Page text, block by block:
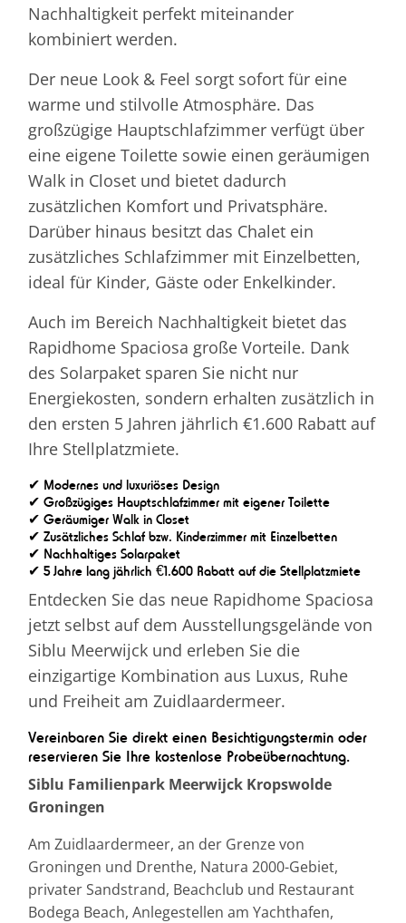
Nachhaltigkeit perfekt miteinander
kombiniert werden.
Der neue Look & Feel sorgt sofort für eine
warme und stilvolle Atmosphäre. Das
großzügige Hauptschlafzimmer verfügt über
eine eigene Toilette sowie einen geräumigen
Walk in Closet und bietet dadurch
zusätzlichen Komfort und Privatsphäre.
Darüber hinaus besitzt das Chalet ein
zusätzliches Schlafzimmer mit Einzelbetten,
ideal für Kinder, Gäste oder Enkelkinder.
Auch im Bereich Nachhaltigkeit bietet das
Rapidhome Spaciosa große Vorteile. Dank
des Solarpaket sparen Sie nicht nur
Energiekosten, sondern erhalten zusätzlich in
den ersten 5 Jahren jährlich €1.600 Rabatt auf
Ihre Stellplatzmiete.
✔ Modernes und luxuriöses Design
✔ Großzügiges Hauptschlafzimmer mit eigener Toilette
✔ Geräumiger Walk in Closet
✔ Zusätzliches Schlaf bzw. Kinderzimmer mit Einzelbetten
✔ Nachhaltiges Solarpaket
✔ 5 Jahre lang jährlich €1.600 Rabatt auf die Stellplatzmiete
Entdecken Sie das neue Rapidhome Spaciosa
jetzt selbst auf dem Ausstellungsgelände von
Siblu Meerwijck und erleben Sie die
einzigartige Kombination aus Luxus, Ruhe
und Freiheit am Zuidlaardermeer.
Vereinbaren Sie direkt einen Besichtigungstermin oder
reservieren Sie Ihre kostenlose Probeübernachtung.
Siblu Familienpark Meerwijck Kropswolde
Groningen
Am Zuidlaardermeer, an der Grenze von
Groningen und Drenthe, Natura 2000-Gebiet,
privater Sandstrand, Beachclub und Restaurant
Bodega Beach, Anlegestellen am Yachthafen,